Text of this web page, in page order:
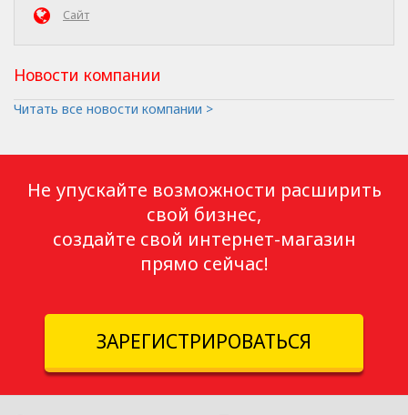
Сайт
Новости компании
Читать все новости компании >
Не упускайте возможности расширить
свой бизнес,
создайте свой интернет-магазин
прямо сейчас!
ЗАРЕГИСТРИРОВАТЬСЯ